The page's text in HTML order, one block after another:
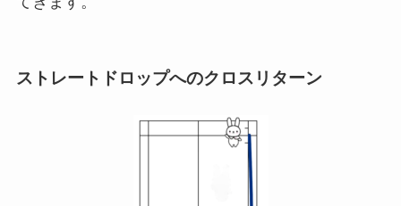
ストレートドロップへのクロスリターン